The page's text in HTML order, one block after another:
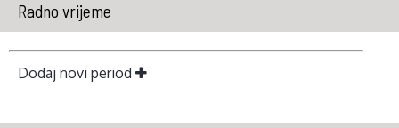
Radno vrijeme
Dodaj novi period